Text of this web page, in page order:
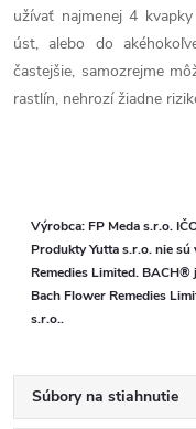
užívať najmenej 4
úst, alebo do
častejšie, samozrejme
rastlín, nehrozí žiadne
Výrobca: FP Meda s.r.o.
Produkty Yutta s.r.o. nie
Remedies Limited.
Bach Flower Remedies
s.r.o..
Súbory na stiahnutie